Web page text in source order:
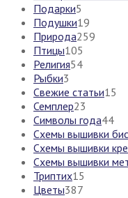
Подарки5
Подушки19
Природа259
Птицы105
Религия54
Рыбки3
Свежие статьи15
Семплер23
Символы года44
Схемы вышивки
Схемы вышивки
Схемы вышивки
Триптих15
Цветы387